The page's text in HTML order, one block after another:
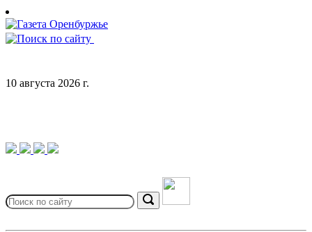
Skip
to
content
10 августа 2026 г.
for:
Search